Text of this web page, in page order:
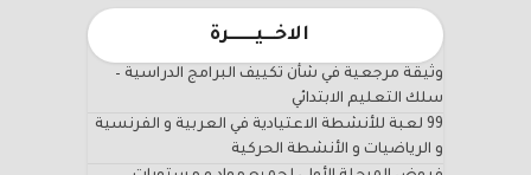
الاخـــيـــــــرة
وثيقة مرجعية في شأن تكييف البرامج الدراسية –
سلك التعليم الابتدائي
99 لعبة للأنشطة الاعتيادية في العربية و الفرنسية
و الرياضيات و الأنشطة الحركية